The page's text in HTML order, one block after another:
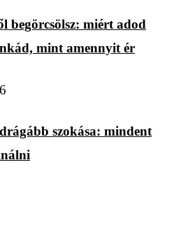
begörcsölsz: miért adod
mint amennyit ér
szokása: mindent